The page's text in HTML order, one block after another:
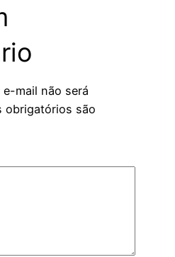
e-mail não será
obrigatórios são